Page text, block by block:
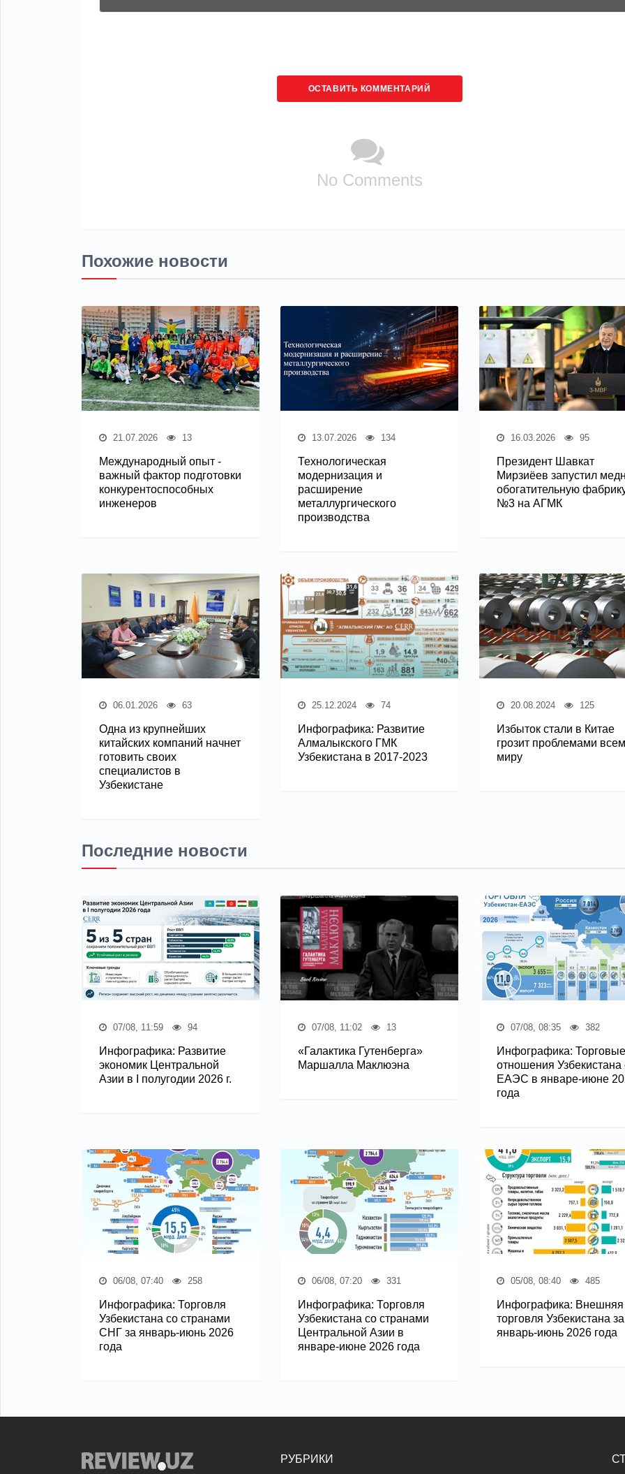
ОСТАВИТЬ КОММЕНТАРИЙ
No Comments
Похожие новости
21.07.2026 13
Международный опыт -
важный фактор подготовки
конкурентоспособных
инженеров
13.07.2026 134
Технологическая
модернизация и
расширение
металлургического
производства
16.03.2026 95
Президент Шавкат
Мирзиёев запустил
обогатительную
№3 на АГМК
06.01.2026 63
Одна из крупнейших
китайских компаний начнет
готовить своих
специалистов в
Узбекистане
25.12.2024 74
Инфографика: Развитие
Алмалыкского ГМК
Узбекистана в 2017-2023
20.08.2024 125
Избыток стали в Китае
грозит проблемами
миру
Последние новости
07/08, 11:59 94
Инфографика: Развитие
экономик Центральной
Азии в I полугодии 2026 г.
07/08, 11:02 13
«Галактика Гутенберга»
Маршалла Маклюэна
07/08, 08:35 382
Инфографика: Торговые
отношения Узбекистана
ЕАЭС в январе-июне
года
06/08, 07:40 258
Инфографика: Торговля
Узбекистана со странами
СНГ за январь-июнь 2026
года
06/08, 07:20 331
Инфографика: Торговля
Узбекистана со странами
Центральной Азии в
январе-июне 2026 года
05/08, 08:40 485
Инфографика: Внешняя
торговля Узбекистана за
январь-июнь 2026 года
РУБРИКИ